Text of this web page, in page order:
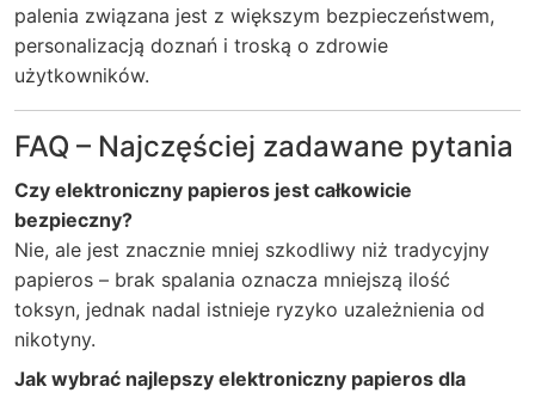
palenia związana jest z większym bezpieczeństwem,
personalizacją doznań i troską o zdrowie
użytkowników.
FAQ – Najczęściej zadawane pytania
Czy elektroniczny papieros jest całkowicie
bezpieczny?
Nie, ale jest znacznie mniej szkodliwy niż tradycyjny
papieros – brak spalania oznacza mniejszą ilość
toksyn, jednak nadal istnieje ryzyko uzależnienia od
nikotyny.
Jak wybrać najlepszy elektroniczny papieros dla